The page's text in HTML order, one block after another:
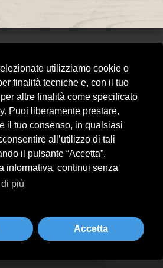
utilizziamo cookie o
finalità tecniche e, con il tuo
altre finalità come specificato
Puoi liberamente prestare,
il tuo consenso, in qualsiasi
all’utilizzo di tali
il pulsante “Accetta”.
informativa, continui senza
più
Accetta
DI SIMONS MATHILDE & C.
25015 - Desenzano del Garda (BS)
IVA 01954540207 - REA BS 428920